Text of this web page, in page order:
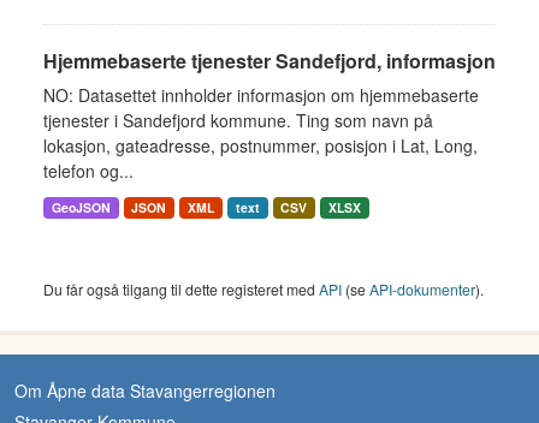
Hjemmebaserte tjenester Sandefjord, informasjon
NO: Datasettet innholder informasjon om hjemmebaserte
tjenester i Sandefjord kommune. Ting som navn på
lokasjon, gateadresse, postnummer, posisjon i Lat, Long,
telefon og...
GeoJSON JSON XML text CSV XLSX
Du får også tilgang til dette registeret med API (seAPI-dokumenter).
Om Åpne data Stavangerregionen